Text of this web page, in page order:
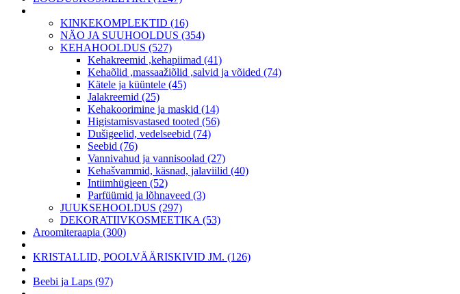
KINKEKOMPLEKTID (16)
NÄO JA SUUHOOLDUS (354)
KEHAHOOLDUS (527)
Kehakreemid ,kehapiimad (41)
Kehaõlid ,massaažiõlid ,salvid ja võided (74)
Kätele ja küüntele (45)
Jalakreemid (25)
Kehakoorimine ja maskid (14)
Higistamisvastased tooted (56)
Dušigeelid, vedelseebid (74)
Seebid (76)
Vannivahud ja vannisoolad (27)
Kehašvammid, käsnad, jalaviilid (40)
Intiimhügieen (52)
Parfüümid ja lõhnaveed (3)
JUUKSEHOOLDUS (297)
DEKORATIIVKOSMEETIKA (53)
Aroomiteraapia (300)
KRISTALLID, POOLVÄÄRISKIVID JM. (126)
Beebi ja Laps (97)